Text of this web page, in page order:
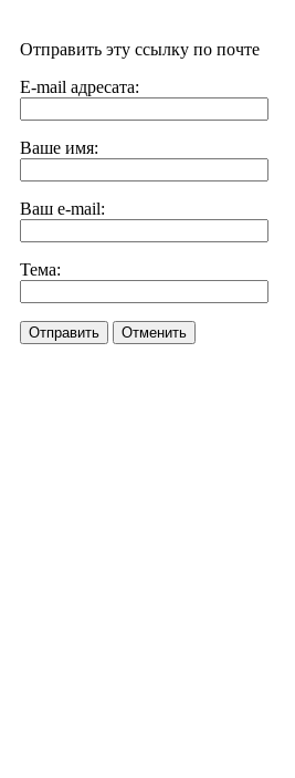
Отправить эту ссылку по почте
E-mail адресата:
Ваше имя:
Ваш e-mail:
Тема:
Отправить Отменить